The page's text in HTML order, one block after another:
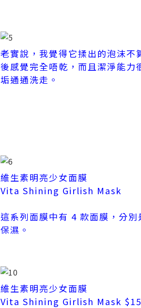
老實說，我覺得它揉出的泡沫不
後感覺完全唔乾，而且潔淨能力
垢通通洗走。
維生素明亮少女面膜
Vita Shining Girlish Mask
這系列面膜中有 4 款面膜，分別
保濕。
維生素明亮少女面膜
Vita Shining Girlish Mask $15